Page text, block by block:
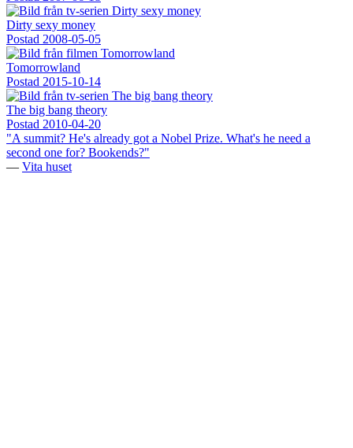
Dirty sexy money
Postad 2008-05-05
Tomorrowland
Postad 2015-10-14
The big bang theory
Postad 2010-04-20
"A summit? He's already got a Nobel Prize. What's he need a
second one for? Bookends?"
— Vita huset